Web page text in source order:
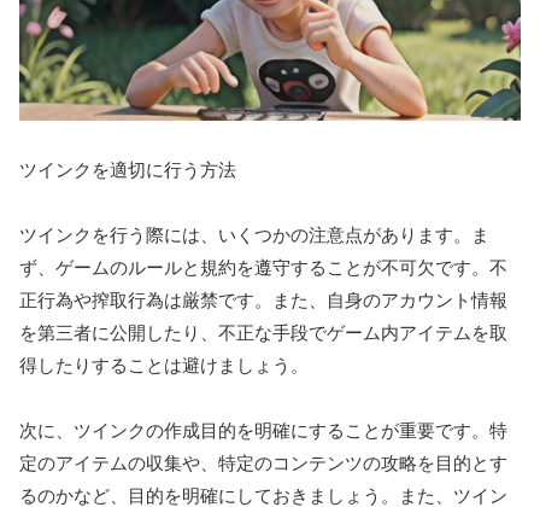
ツインクを適切に行う方法
ツインクを行う際には、いくつかの注意点があります。ま
ず、ゲームのルールと規約を遵守することが不可欠です。不
正行為や搾取行為は厳禁です。また、自身のアカウント情報
を第三者に公開したり、不正な手段でゲーム内アイテムを取
得したりすることは避けましょう。
次に、ツインクの作成目的を明確にすることが重要です。特
定のアイテムの収集や、特定のコンテンツの攻略を目的とす
るのかなど、目的を明確にしておきましょう。また、ツイン